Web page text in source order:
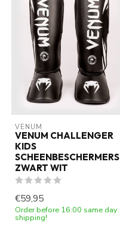
VENUM
VENUM CHALLENGER
KIDS
SCHEENBESCHERMERS
ZWART WIT
€59,95
Order before 16:00 same day
shipping!